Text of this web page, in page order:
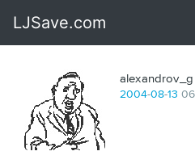
alexandrov_g
2004-08-13